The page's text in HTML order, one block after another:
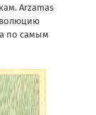
Arzamas
по самым